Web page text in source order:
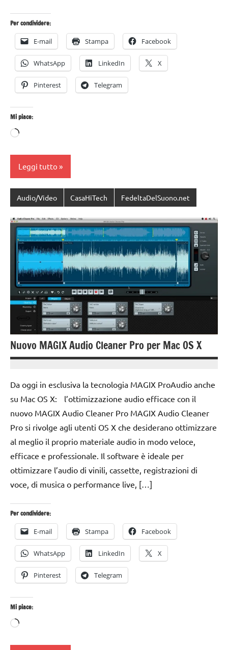
Per condividere:
E-mail Stampa Facebook
WhatsApp LinkedIn X
Pinterest Telegram
Mi piace:
Caricamento
corso…
Leggi tutto
Audio/Video CasaHiTech FedeltaDelSuono.net
Nuovo MAGIX Audio Cleaner Pro per Mac OS X
Ottobre
Bassanelli
Da oggi in esclusiva la tecnologia MAGIX ProAudio anche
su Mac OS X: l’ottimizzazione audio efficace con il
nuovo MAGIX Audio Cleaner Pro MAGIX Audio Cleaner
Pro si rivolge agli utenti OS X che desiderano ottimizzare
al meglio il proprio materiale audio in modo veloce,
efficace e professionale. Il software è ideale per
ottimizzare l’audio di vinili, cassette, registrazioni di
voce, di musica o performance live, […]
Per condividere:
E-mail Stampa Facebook
WhatsApp LinkedIn X
Pinterest Telegram
Mi piace:
Caricamento